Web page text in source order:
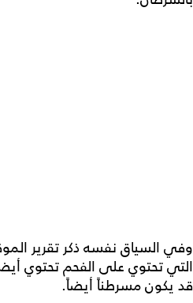
وفي السياق نفسه ذكر تقرير
التي تحتوي على الفحم تحتوي
قد يكون مسرطناً أيضاً.